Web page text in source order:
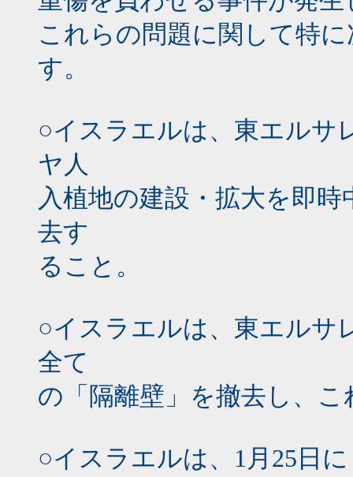
これらの問題に関して特
す。
○イスラエルは、東エルサ
ヤ人
入植地の建設・拡大を即
去す
ること。
○イスラエルは、東エルサ
全て
の「隔離壁」を撤去し、
○イスラエルは、1月25日